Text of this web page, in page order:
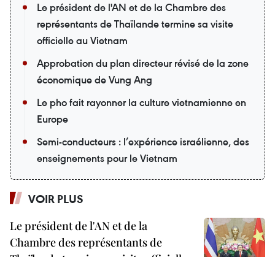
Le président de l'AN et de la Chambre des
représentants de Thaïlande termine sa visite
officielle au Vietnam
Approbation du plan directeur révisé de la zone
économique de Vung Ang
Le pho fait rayonner la culture vietnamienne en
Europe
Semi-conducteurs : l’expérience israélienne, des
enseignements pour le Vietnam
VOIR PLUS
Le président de l'AN et de la
Chambre des représentants de